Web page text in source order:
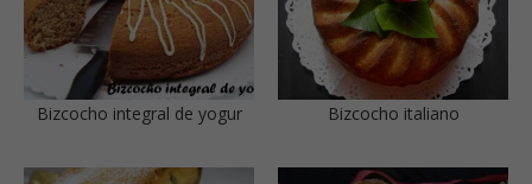
Bizcocho integral de yogur Bizcocho italiano